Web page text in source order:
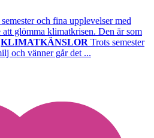
och fina upplevelser med
glömma klimatkrisen. Den är som
KLIMATKÄNSLOR Trots semester
och vänner går det ...